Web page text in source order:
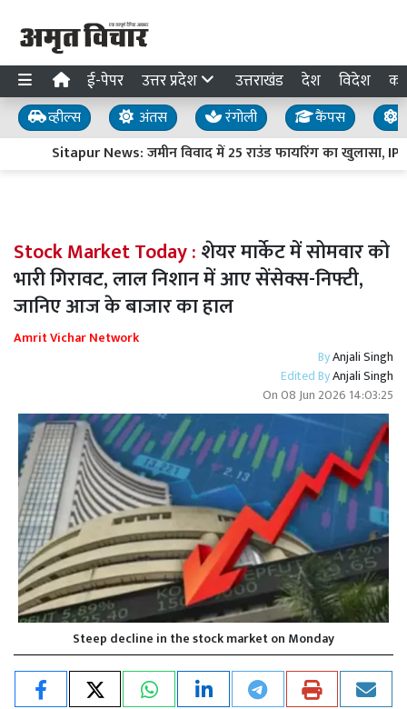
ई-पेपर उत्तर प्रदेश उत्तराखंड देश विदेश
व्हील्स अंतस रंगोली कैंपस
Sitapur News: जमीन विवाद में 25 राउंड फायरिंग का खुलासा,
Stock Market Today :शेयर मार्केट में सोमवार को
भारी गिरावट, लाल निशान में आए सेंसेक्स-निफ्टी,
जानिए आज के बाजार का हाल
Amrit Vichar Network
ByAnjali Singh
Edited ByAnjali Singh
On08 Jun 2026 14:03:25
Steep decline in the stock market on Monday